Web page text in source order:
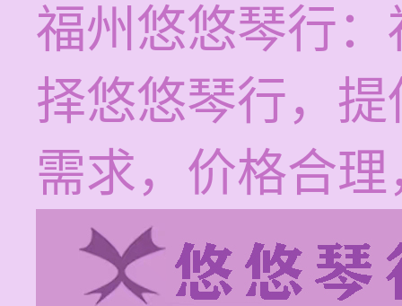
福州悠悠琴行
择悠悠琴行，
需求，价格合